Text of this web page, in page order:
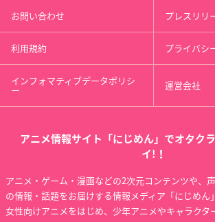
お問い合わせ プレスリリ
利用規約 プライバシ
インフォマティブデータポリシ
ー 運営会社
アニメ情報サイト「にじめん」でオタク
イ!！
アニメ・ゲーム・漫画などの2次元コンテンツや、
の情報・話題をお届けする情報メディア「にじめん
女性向けアニメをはじめ、少年アニメやキャラクタ